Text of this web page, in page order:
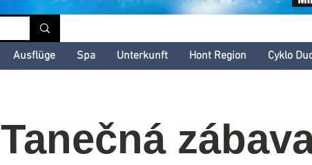
Ausflüge Spa Unterkunft Hont Region Cyklo
Tanečná